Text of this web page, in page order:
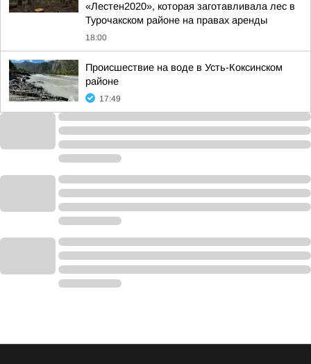
«Лестен2020», которая заготавливала лес в
Турочакском районе на правах аренды
18:00
Происшествие на воде в Усть-Коксинском
районе
17:49